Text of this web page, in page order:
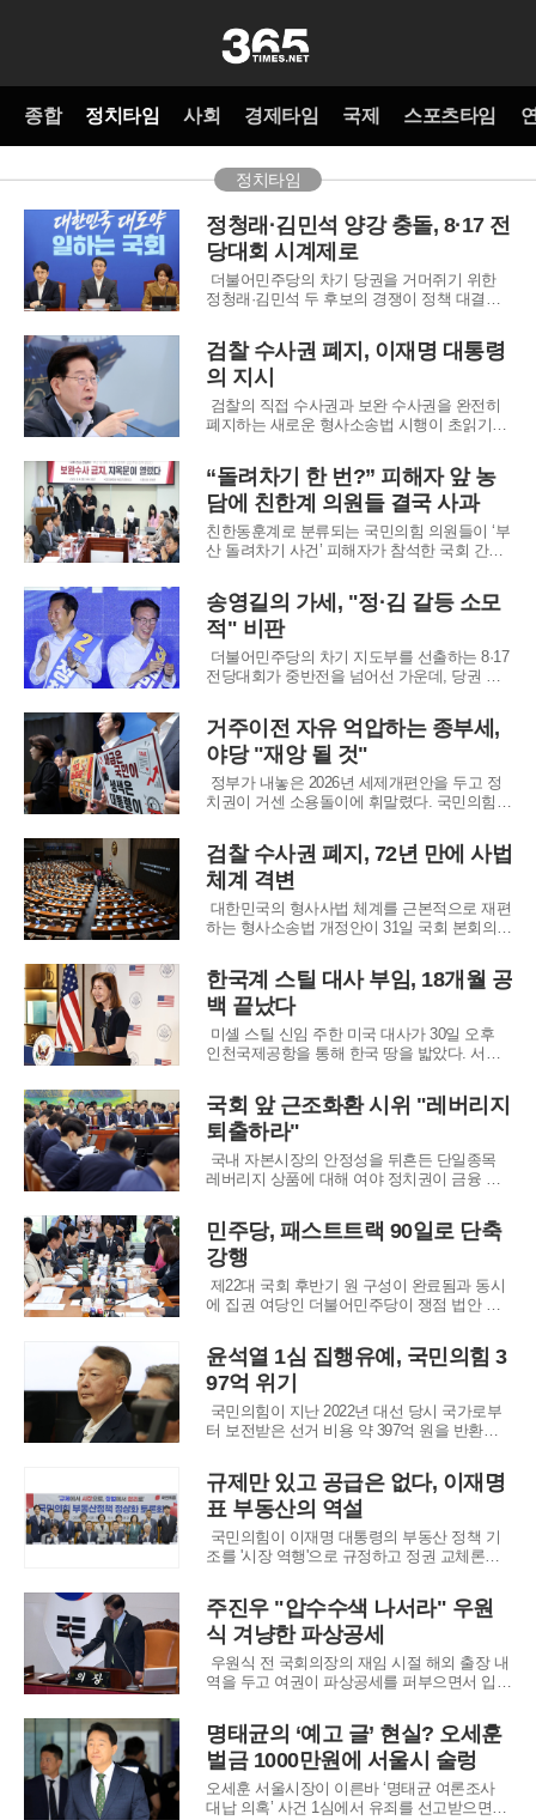
종합 정치타임 사회 경제타임 국제 스포츠타임
정치타임
정청래·김민석 양강 충돌, 8·17 전
당대회 시계제로
더불어민주당의 차기 당권을 거머쥐기 위한
정청래·김민석 두 후보의 경쟁이 정책 대결의
회를 열흘 남짓 앞둔 시점에서 양측은 서로를
향해 '방화범'과 '분열주의자'라는 거친 표현을
쏟아내며 감정의 골을 드러냈다. 특히 김 후보
가 제기한 신천지 신도의 전당대회 개입 의
검찰 수사권 폐지, 이재명 대통령
의 지시
검찰의 직접 수사권과 보완 수사권을 완전히
폐지하는 새로운 형사소송법 시행이 초읽기에
시작되었다. 이재명 대통령은 법 개정의 당위
성을 인정하면서도, 수사권이 집중된 경찰의
역량에 대해 국민이 느끼는 불안감을 해소하기
위한 실질적인 대책 마련을 강력히 지시했다.
특히
“돌려차기 한 번?” 피해자 앞 농
담에 친한계 의원들 결국 사과
친한동훈계로 분류되는 국민의힘 의원들이 ‘부
산 돌려차기 사건’ 피해자가 참석한 국회 간담
받은 사실이 알려지며 논란이 일고 있다. 범죄
피해자 보호와 수사 제도 문제를 논의하기 위
해 마련된 자리였던 만큼, 정치권 안팎에서는
피해자에 대한 기본적 배려가 부족했다는 비판
이 제기됐다.지
송영길의 가세, "정·김 갈등 소모
적" 비판
더불어민주당의 차기 지도부를 선출하는 8·17
전당대회가 중반전을 넘어선 가운데, 당권 주
사활을 건 표심 잡기에 나섰다. 영남과 충청권
경선 결과 정청래 후보와 김민석 후보가 오차
범위 내 접전을 벌이는 것으로 나타나자, 전체
권리당원의 3분의 1가량이 몰려 있는 광주와
거주이전 자유 억압하는 종부세,
야당 "재앙 될 것"
정부가 내놓은 2026년 세제개편안을 두고 정
치권이 거센 소용돌이에 휘말렸다. 국민의힘은
실상은 국민의 재산을 무분별하게 뺏어가는 조
세 강탈에 불과하다며 강력한 비판의 목소리를
높였다. 특히 부동산 보유세 인상과 저출생 대
응 세액공제 폐지 등 민생과 직결된 항목들이
검찰 수사권 폐지, 72년 만에 사법
체계 격변
대한민국의 형사사법 체계를 근본적으로 재편
하는 형사소송법 개정안이 31일 국회 본회의를
결된 이번 법안은 1954년 형사소송법 제정 이
후 72년 동안 유지되어 온 검찰의 직접 수사권
을 역사 속으로 사라지게 만들었다. 국회는 이
날 오후 본회의를 열어 재석 의원 178명
한국계 스틸 대사 부임, 18개월 공
백 끝났다
미셸 스틸 신임 주한 미국 대사가 30일 오후
인천국제공항을 통해 한국 땅을 밟았다. 서울
를 밝히며 고국으로 돌아온 만감을 표현하는
동시에, 한미 동맹이 세계에서 가장 강력한 결
속력을 가진 관계임을 강조했다. 그는 전쟁의
포화 속에서 피로 맺어진 양국의 유대가 역내
국회 앞 근조화환 시위 "레버리지
퇴출하라"
국내 자본시장의 안정성을 뒤흔든 단일종목
레버리지 상품에 대해 여야 정치권이 금융 당
구했다. 29일 열린 국회 정무위원회 전체회의
에서 이억원 금융위원장은 최근의 시장 혼란에
대해 무거운 책임감을 느낀다고 밝히며, 오는 3
1일부터 시행되는 기본예탁금 3,000만 원 인상
민주당, 패스트트랙 90일로 단축
강행
제22대 국회 후반기 원 구성이 완료됨과 동시
에 집권 여당인 더불어민주당이 쟁점 법안 처
처리안건의 심사 기간을 획기적으로 단축하는
국회법 개정안을 소위원회에서 단독으로 통과
시키며 입법 주도권을 확실히 쥐겠다는 의지를
드러냈다. 이와 함께 검찰의 직접 보완수사권
을 폐지하
윤석열 1심 집행유예, 국민의힘 3
97억 위기
국민의힘이 지난 2022년 대선 당시 국가로부
터 보전받은 선거 비용 약 397억 원을 반환해
법 형사합의21부는 27일 공직선거법 위반 혐의
로 기소된 윤석열 전 대통령에게 징역 1년 6개
월에 집행유예 3년을 선고했다. 이번 판결은 당
선무효형에 해당하는 중형으로, 향후 대
규제만 있고 공급은 없다, 이재명
표 부동산의 역설
국민의힘이 이재명 대통령의 부동산 정책 기
조를 '시장 역행'으로 규정하고 정권 교체론까
국민의힘 대표는 24일 국회에서 열린 토론회에
서 전날 정부가 주최한 대토론회를 '아무말 대
잔치'라고 깎아내리며, 현 정부가 공급 확대라
는 시장의 요구를 외면한 채 규제와 증세에만
주진우 "압수수색 나서라" 우원
식 겨냥한 파상공세
우원식 전 국회의장의 재임 시절 해외 출장 내
역을 두고 여권이 파상공세를 퍼부으면서 입법
말렸다. 국민의힘 주진우, 윤상현 의원은 우 전
의장이 82억 원에 달하는 혈세를 쓰며 해외 순
방 때마다 배우자를 동반했다는 점을 지적하며
강제 수사와 압수수색을 촉구하고 나섰다.
명태균의 ‘예고 글’ 현실? 오세훈
벌금 1000만원에 서울시 술렁
오세훈 서울시장이 이른바 ‘명태균 여론조사
대납 의혹’ 사건 1심에서 유죄를 선고받으면서,